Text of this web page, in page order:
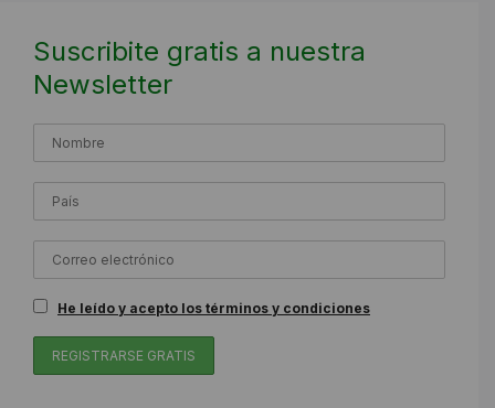
Suscribite gratis a nuestra
Newsletter
He leído y acepto los términos y condiciones